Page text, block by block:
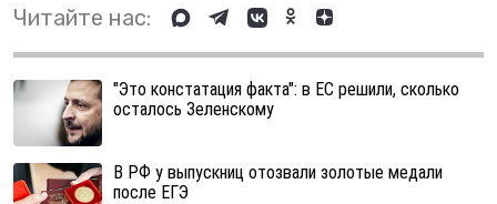
Читайте нас:
"Это констатация факта": в ЕС решили, сколько
осталось Зеленскому
В РФ у выпускниц отозвали золотые медали
после ЕГЭ